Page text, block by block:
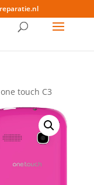
touch C3